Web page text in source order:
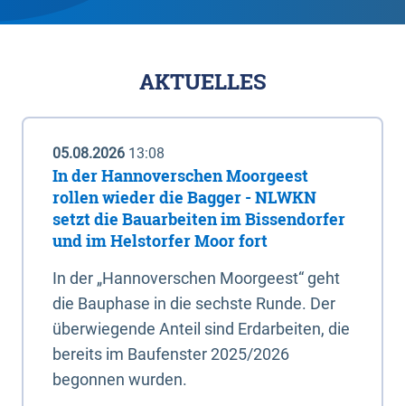
AKTUELLES
05.08.2026 13:08
In der Hannoverschen Moorgeest
rollen wieder die Bagger - NLWKN
setzt die Bauarbeiten im Bissendorfer
und im Helstorfer Moor fort
In der „Hannoverschen Moorgeest“ geht
die Bauphase in die sechste Runde. Der
überwiegende Anteil sind Erdarbeiten, die
bereits im Baufenster 2025/2026
begonnen wurden.